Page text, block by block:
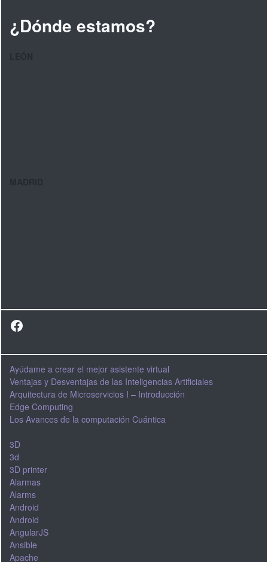
¿Dónde estamos?
Facebook
Ayúdame a crear el mejor asistente virtual
Ventajas y Desventajas de las Inteligencias Artificiales
Arquitectura de Microservicios I – Introducción
Edge Computing
Los Avances de la computación Cuántica
3D
3d
3D printer
Alarmas
Alarms
Android
Android
AngularJS
Ansible
Apache